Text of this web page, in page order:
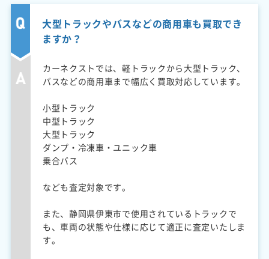
大型トラックやバスなどの商用車も買取でき
ますか？
カーネクストでは、軽トラックから大型トラック、
バスなどの商用車まで幅広く買取対応しています。
小型トラック
中型トラック
大型トラック
ダンプ・冷凍車・ユニック車
乗合バス
なども査定対象です。
また、静岡県伊東市で使用されているトラックで
も、車両の状態や仕様に応じて適正に査定いたしま
す。